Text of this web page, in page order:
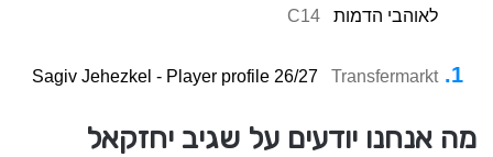
לאוהבי הדמות
C14
Sagiv Jehezkel - Player profile 26/27 Transfermarkt
מה אנחנו יודעים על שגיב יחזקאל